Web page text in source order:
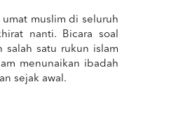
muslim di seluruh
nanti. Bicara soal
salah satu rukun islam
menunaikan ibadah
sejak awal.